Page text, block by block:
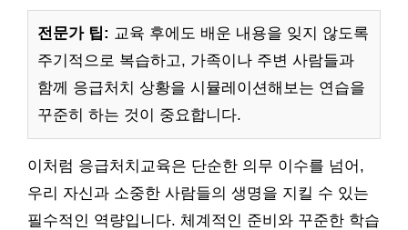
전문가 팁: 교육 후에도 배운 내용을 잊지 않도록
주기적으로 복습하고, 가족이나 주변 사람들과
함께 응급처치 상황을 시뮬레이션해보는 연습을
꾸준히 하는 것이 중요합니다.
이처럼 응급처치교육은 단순한 의무 이수를 넘어,
우리 자신과 소중한 사람들의 생명을 지킬 수 있는
필수적인 역량입니다. 체계적인 준비와 꾸준한 학습